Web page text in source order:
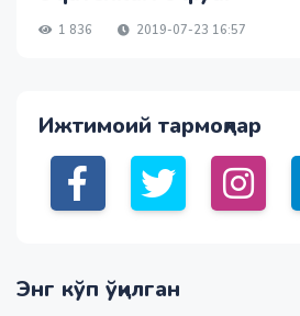
1 836 2019-07-23 16:57
Ижтимоий тармоқлар
Энг кўп ўқилган